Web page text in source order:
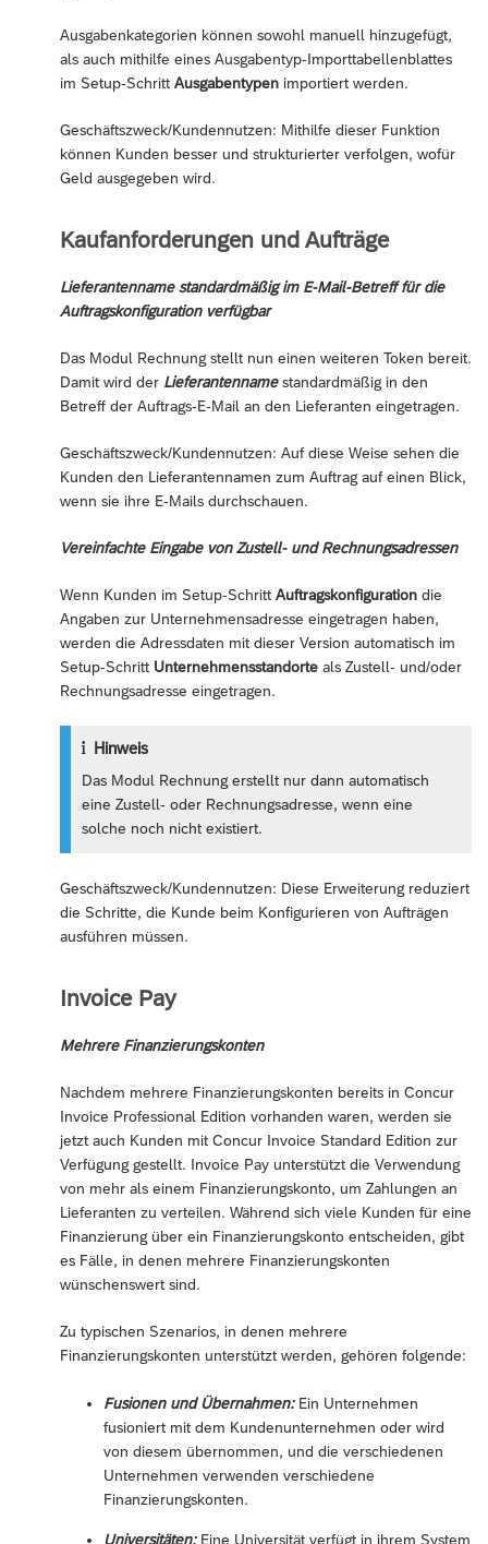
Ausgabenkategorien können sowohl manuell hinzugefügt,
als auch mithilfe eines Ausgabentyp-Importtabellenblattes
im Setup-Schritt Ausgabentypen importiert werden.
Geschäftszweck/Kundennutzen: Mithilfe dieser Funktion
können Kunden besser und strukturierter verfolgen, wofür
Geld ausgegeben wird.
Kaufanforderungen und Aufträge
Lieferantenname standardmäßig im E-Mail-Betreff für die
Auftragskonfiguration verfügbar
Das Modul Rechnung stellt nun einen weiteren Token bereit.
Damit wird der Lieferantennamestandardmäßig in den
Betreff der Auftrags-E-Mail an den Lieferanten eingetragen.
Geschäftszweck/Kundennutzen: Auf diese Weise sehen die
Kunden den Lieferantennamen zum Auftrag auf einen Blick,
wenn sie ihre E-Mails durchschauen.
Vereinfachte Eingabe von Zustell- und Rechnungsadressen
Wenn Kunden im Setup-Schritt Auftragskonfiguration die
Angaben zur Unternehmensadresse eingetragen haben,
werden die Adressdaten mit dieser Version automatisch im
Setup-Schritt Unternehmensstandorte als Zustell- und/oder
Rechnungsadresse eingetragen.
Hinweis
Das Modul Rechnung erstellt nur dann automatisch
eine Zustell- oder Rechnungsadresse, wenn eine
solche noch nicht existiert.
Geschäftszweck/Kundennutzen: Diese Erweiterung reduziert
die Schritte, die Kunde beim Konfigurieren von Aufträgen
ausführen müssen.
Invoice Pay
Mehrere Finanzierungskonten
Nachdem mehrere Finanzierungskonten bereits in Concur
Invoice Professional Edition vorhanden waren, werden sie
jetzt auch Kunden mit Concur Invoice Standard Edition zur
Verfügung gestellt. Invoice Pay unterstützt die Verwendung
von mehr als einem Finanzierungskonto, um Zahlungen an
Lieferanten zu verteilen. Während sich viele Kunden für eine
Finanzierung über ein Finanzierungskonto entscheiden, gibt
es Fälle, in denen mehrere Finanzierungskonten
wünschenswert sind.
Zu typischen Szenarios, in denen mehrere
Finanzierungskonten unterstützt werden, gehören folgende:
Fusionen und Übernahmen:Ein Unternehmen
fusioniert mit dem Kundenunternehmen oder wird
von diesem übernommen, und die verschiedenen
Unternehmen verwenden verschiedene
Finanzierungskonten.
Universitäten:Eine Universität verfügt in ihrem System